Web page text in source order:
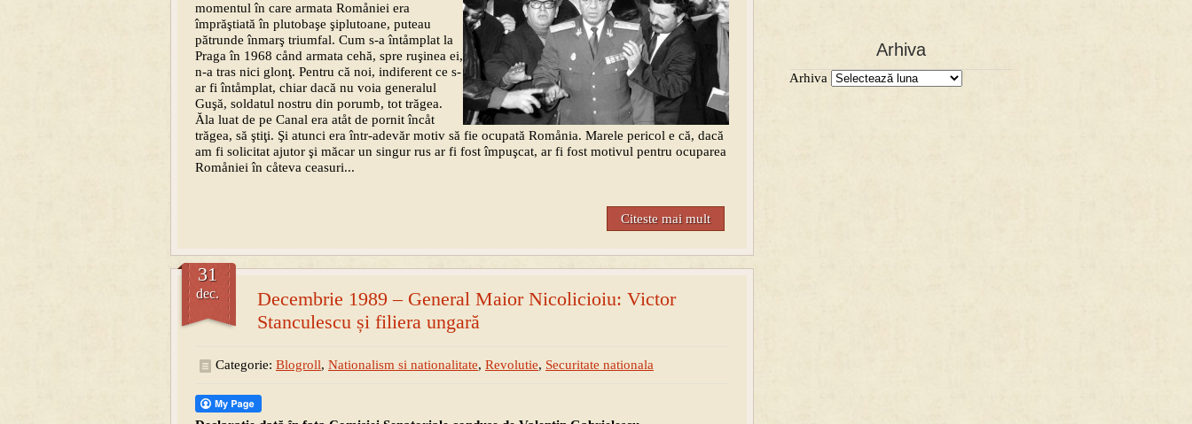
Arhiva
Arhiva
momentul în care armata Romåniei era
împrăştiată în plutobaşe şiplutoane, puteau
pătrunde înmarş triumfal. Cum s-a întåmplat la
Praga în 1968 cånd armata cehă, spre ruşinea ei,
n-a tras nici glonţ. Pentru că noi, indiferent ce s-
ar fi întåmplat, chiar dacă nu voia generalul
Guşă, soldatul nostru din porumb, tot trăgea.
Ăla luat de pe Canal era atåt de pornit încåt
trăgea, să ştiţi. Şi atunci era într-adevăr motiv să fie ocupată Romånia. Marele pericol e că, dacă
am fi solicitat ajutor şi măcar un singur rus ar fi fost împuşcat, ar fi fost motivul pentru ocuparea
Romåniei în cåteva ceasuri...
Citeste mai mult
Decembrie 1989 – General Maior Nicolicioiu: Victor
Stanculescu și filiera ungară
31
dec.
Categorie: Blogroll, Nationalism si nationalitate, Revolutie, Securitate nationala